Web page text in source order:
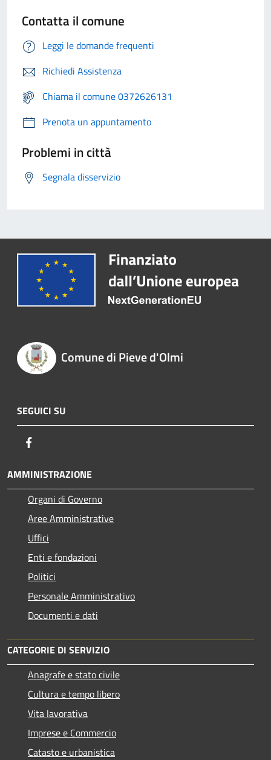
Contatta il comune
Leggi le domande frequenti
Richiedi Assistenza
Chiama il comune 0372626131
Prenota un appuntamento
Problemi in città
Segnala disservizio
Comune di Pieve d'Olmi
SEGUICI SU
AMMINISTRAZIONE
Organi di Governo
Aree Amministrative
Uffici
Enti e fondazioni
Politici
Personale Amministrativo
Documenti e dati
CATEGORIE DI SERVIZIO
Anagrafe e stato civile
Cultura e tempo libero
Vita lavorativa
Imprese e Commercio
Catasto e urbanistica